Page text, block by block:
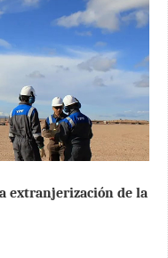
extranjerización de la